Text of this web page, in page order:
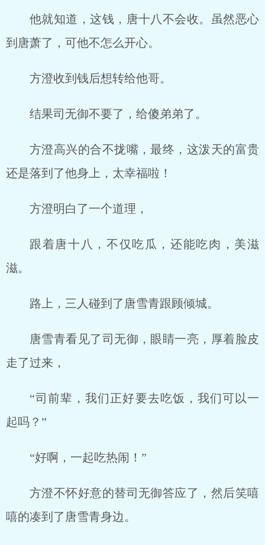
他就知道，这钱，唐十八不会收。虽然恶心
到唐萧了，可他不怎么开心。
方澄收到钱后想转给他哥。
结果司无御不要了，给傻弟弟了。
方澄高兴的合不拢嘴，最终，这泼天的富贵
还是落到了他身上，太幸福啦！
方澄明白了一个道理，
跟着唐十八，不仅吃瓜，还能吃肉，美滋
滋。
路上，三人碰到了唐雪青跟顾倾城。
唐雪青看见了司无御，眼睛一亮，厚着脸皮
走了过来，
“司前辈，我们正好要去吃饭，我们可以一
起吗？”
“好啊，一起吃热闹！”
方澄不怀好意的替司无御答应了，然后笑嘻
嘻的凑到了唐雪青身边。